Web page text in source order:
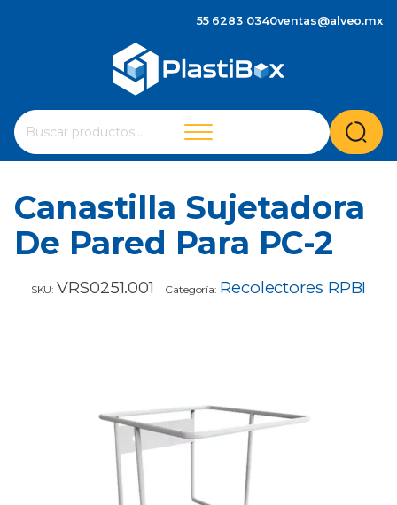
55 6283 0340ventas@alveo.mx
Buscar
por:
Cuando hay resultados autocompletados, puedes
Canastilla Sujetadora
De Pared Para PC-2
SKU: VRS0251.001 Categoría: Recolectores RPBI